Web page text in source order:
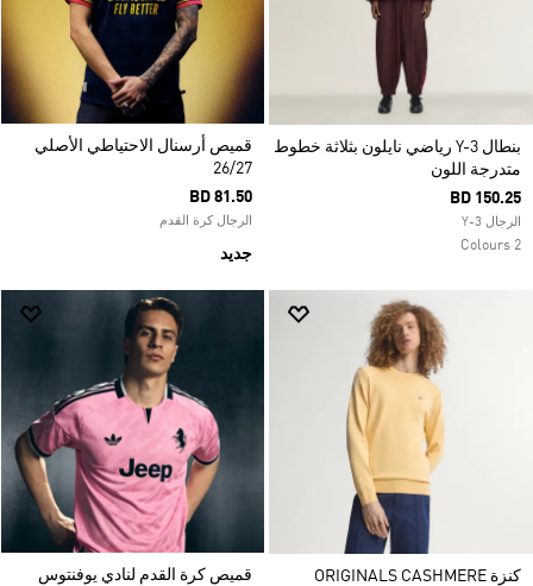
بنطال Y-3 رياضي نايلون بثلاثة خطوط
متدرجة اللون
BD 150.25
الرجال Y-3
2 Colours
قميص أرسنال الاحتياطي الأصلي
26/27
BD 81.50
الرجال كرة القدم
جديد
كنزة ORIGINALS CASHMERE قميص كرة القدم لنادي يوفنتوس